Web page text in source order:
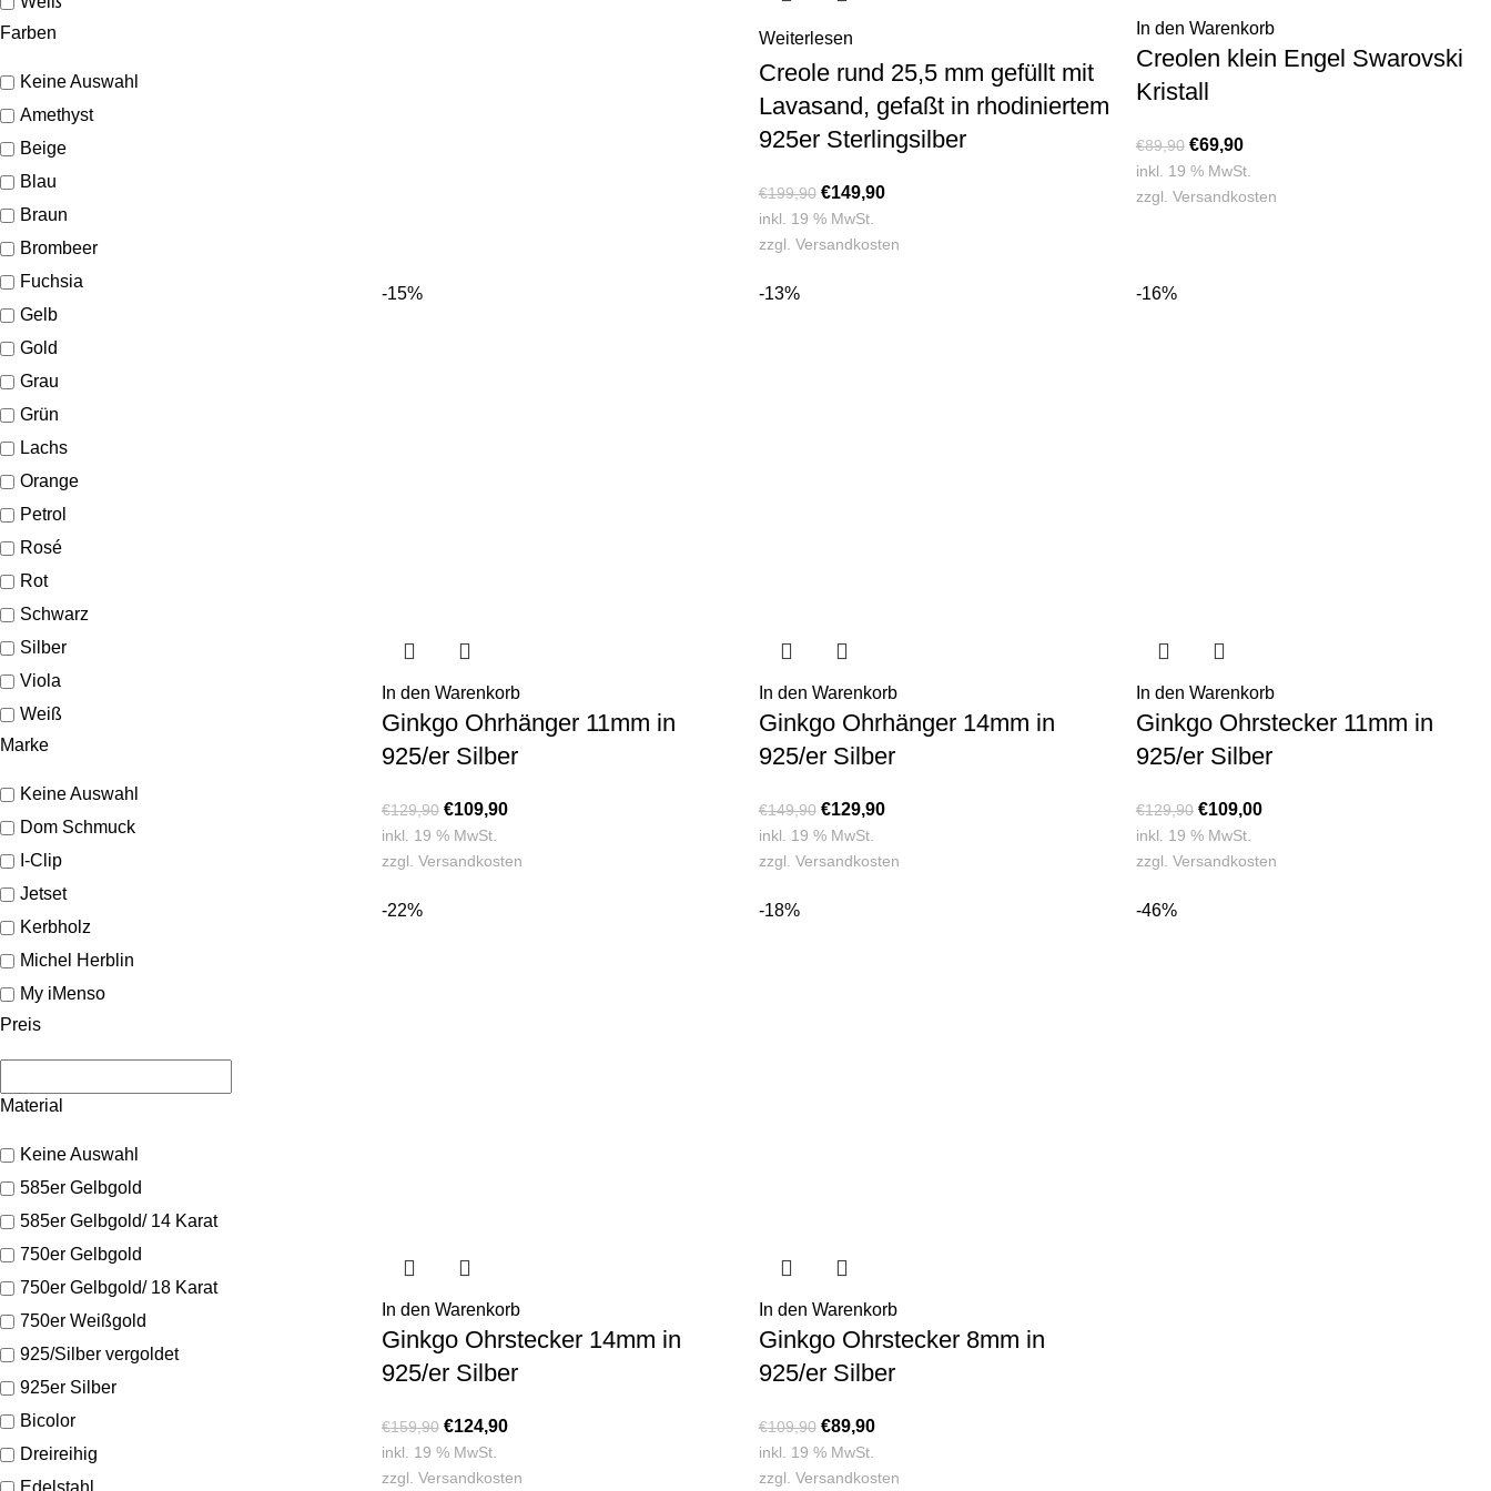
Farben
Keine Auswahl
Amethyst
Beige
Blau
Braun
Brombeer
Fuchsia
Gelb
Gold
Grau
Grün
Lachs
Orange
Petrol
Rosé
Rot
Schwarz
Silber
Viola
Weiß
Marke
Keine Auswahl
Dom Schmuck
I-Clip
Jetset
Kerbholz
Michel Herblin
My iMenso
Preis
Material
Keine Auswahl
585er Gelbgold
585er Gelbgold/ 14 Karat
750er Gelbgold
750er Gelbgold/ 18 Karat
750er Weißgold
925/Silber vergoldet
925er Silber
Bicolor
Dreireihig
Edelstahl
Weiterlesen
Creole rund 25,5 mm gefüllt mit
Lavasand, gefaßt in rhodiniertem
925er Sterlingsilber
€199,90 €149,90
inkl. 19 % MwSt.
zzgl. Versandkosten
In den Warenkorb
Creolen klein Engel Swarovski
Kristall
€89,90 €69,90
inkl. 19 % MwSt.
zzgl. Versandkosten
-15%
In den Warenkorb
Ginkgo Ohrhänger 11mm in
925/er Silber
€129,90 €109,90
inkl. 19 % MwSt.
zzgl. Versandkosten
-13%
In den Warenkorb
Ginkgo Ohrhänger 14mm in
925/er Silber
€149,90 €129,90
inkl. 19 % MwSt.
zzgl. Versandkosten
-16%
In den Warenkorb
Ginkgo Ohrstecker 11mm in
925/er Silber
€129,90 €109,00
inkl. 19 % MwSt.
zzgl. Versandkosten
-22%
In den Warenkorb
Ginkgo Ohrstecker 14mm in
925/er Silber
€159,90 €124,90
inkl. 19 % MwSt.
zzgl. Versandkosten
-18%
In den Warenkorb
Ginkgo Ohrstecker 8mm in
925/er Silber
€109,90 €89,90
inkl. 19 % MwSt.
zzgl. Versandkosten
-46%